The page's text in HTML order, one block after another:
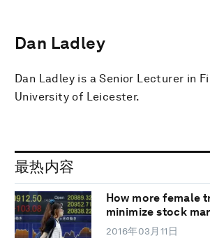
Dan Ladley
Dan Ladley is a Senior Lecturer in
University of Leicester.
最热内容
How more female
minimize stock
2016年03月11日